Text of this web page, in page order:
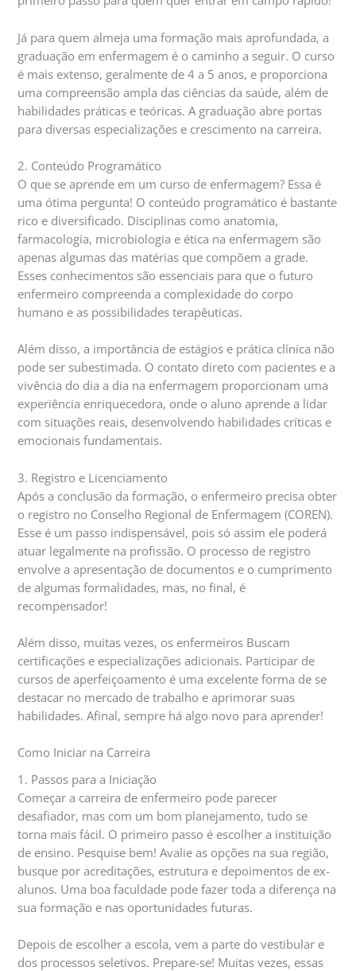
Já para quem almeja uma formação mais aprofundada, a
graduação em enfermagem é o caminho a seguir. O curso
é mais extenso, geralmente de 4 a 5 anos, e proporciona
uma compreensão ampla das ciências da saúde, além de
habilidades práticas e teóricas. A graduação abre portas
para diversas especializações e crescimento na carreira.
2. Conteúdo Programático
O que se aprende em um curso de enfermagem? Essa é
uma ótima pergunta! O conteúdo programático é bastante
rico e diversificado. Disciplinas como anatomia,
farmacologia, microbiologia e ética na enfermagem são
apenas algumas das matérias que compõem a grade.
Esses conhecimentos são essenciais para que o futuro
enfermeiro compreenda a complexidade do corpo
humano e as possibilidades terapêuticas.
Além disso, a importância de estágios e prática clínica não
pode ser subestimada. O contato direto com pacientes e a
vivência do dia a dia na enfermagem proporcionam uma
experiência enriquecedora, onde o aluno aprende a lidar
com situações reais, desenvolvendo habilidades críticas e
emocionais fundamentais.
3. Registro e Licenciamento
Após a conclusão da formação, o enfermeiro precisa obter
o registro no Conselho Regional de Enfermagem (COREN).
Esse é um passo indispensável, pois só assim ele poderá
atuar legalmente na profissão. O processo de registro
envolve a apresentação de documentos e o cumprimento
de algumas formalidades, mas, no final, é
recompensador!
Além disso, muitas vezes, os enfermeiros Buscam
certificações e especializações adicionais. Participar de
cursos de aperfeiçoamento é uma excelente forma de se
destacar no mercado de trabalho e aprimorar suas
habilidades. Afinal, sempre há algo novo para aprender!
Como Iniciar na Carreira
1. Passos para a Iniciação
Começar a carreira de enfermeiro pode parecer
desafiador, mas com um bom planejamento, tudo se
torna mais fácil. O primeiro passo é escolher a instituição
de ensino. Pesquise bem! Avalie as opções na sua região,
busque por acreditações, estrutura e depoimentos de ex-
alunos. Uma boa faculdade pode fazer toda a diferença na
sua formação e nas oportunidades futuras.
Depois de escolher a escola, vem a parte do vestibular e
dos processos seletivos. Prepare-se! Muitas vezes, essas